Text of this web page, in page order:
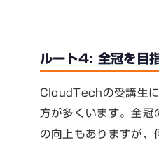
ルート4: 全冠を目
CloudTechの受講生
方が多くいます。全冠
の向上もありますが、